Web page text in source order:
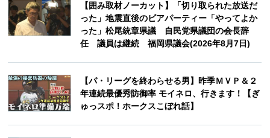
【囲み取材ノーカット】「切り取られた放送だ
った」地震直後のビアパーティー「やってよか
った」松尾統章県議 自民党県議団の会長辞
任 議員は継続 福岡県議会(2026年8月7日)
【パ・リーグを終わらせる男】昨季ＭＶＰ＆２
年連続最優秀防御率 モイネロ、行きます！【ぎ
ゅっスポ！ホークスこぼれ話】